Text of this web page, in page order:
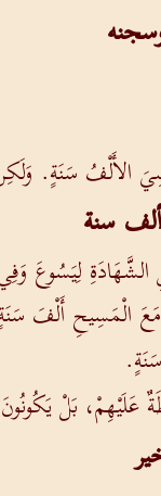
الأَلْفُ سَنَةٍ.
سنة
لِيَسُوعَ
مَعَ الْمَسِيحِ أَلْفَ
بَلْ